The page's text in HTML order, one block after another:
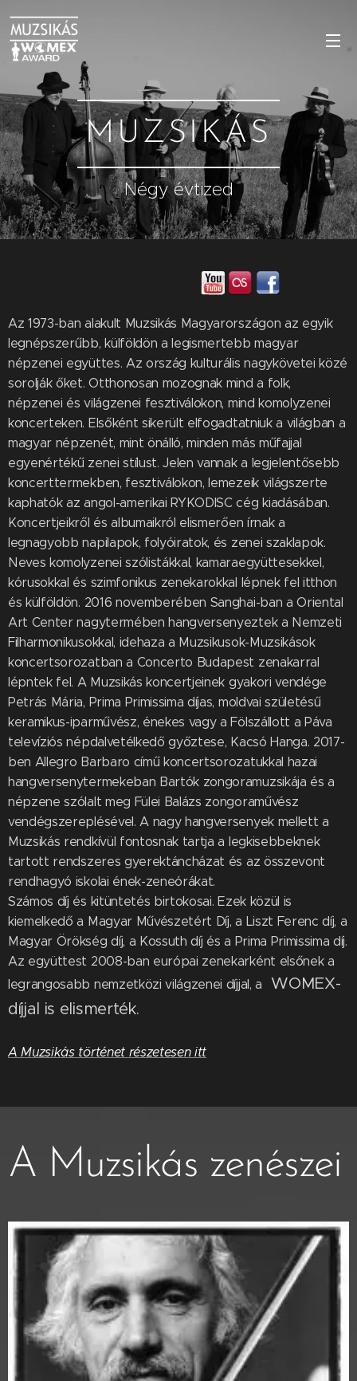
MUZSIKÁS
Négy évtized
Az 1973-ban alakult Muzsikás Magyarországon az egyik
legnépszerűbb, külföldön a legismertebb magyar
népzenei együttes. Az ország kulturális nagykövetei közé
sorolják őket. Otthonosan mozognak mind a folk,
népzenei és világzenei fesztiválokon, mind komolyzenei
koncerteken. Elsőként sikerült elfogadtatniuk a világban a
magyar népzenét, mint önálló, minden más műfajjal
egyenértékű zenei stílust. Jelen vannak a legjelentősebb
koncerttermekben, fesztiválokon, lemezeik világszerte
kaphatók az angol-amerikai RYKODISC cég kiadásában.
Koncertjeikről és albumaikról elismerően írnak a
legnagyobb napilapok, folyóiratok, és zenei szaklapok.
Neves komolyzenei szólistákkal, kamaraegyüttesekkel,
kórusokkal és szimfonikus zenekarokkal lépnek fel itthon
és külföldön. 2016 novemberében Sanghai-ban a Oriental
Art Center nagytermében hangversenyeztek a Nemzeti
Filharmonikusokkal, idehaza a Muzsikusok-Muzsikások
koncertsorozatban a Concerto Budapest zenakarral
lépntek fel. A Muzsikás koncertjeinek gyakori vendége
Petrás Mária, Prima Primissima díjas, moldvai születésű
keramikus-iparművész, énekes vagy a Fölszállott a Páva
televíziós népdalvetélkedő győztese, Kacsó Hanga. 2017-
ben Allegro Barbaro című koncertsorozatukkal hazai
hangversenytermekeban Bartók zongoramuzsikája és a
népzene szólalt meg Fülei Balázs zongoraművész
vendégszereplésével. A nagy hangversenyek mellett a
Muzsikás rendkívül fontosnak tartja a legkisebbeknek
tartott rendszeres gyerektáncházat és az összevont
rendhagyó iskolai ének-zeneórákat.
Számos díj és kitüntetés birtokosai. Ezek közül is
kiemelkedő a Magyar Művészetért Díj, a Liszt Ferenc díj, a
Magyar Örökség díj, a Kossuth díj és a Prima Primissima díj.
Az együttest 2008-ban európai zenekarként elsőnek a
legrangosabb nemzetközi világzenei díjjal, a
WOMEX-
díjjal is elismerték.
A Muzsikás történet részetesen itt
A Muzsikás zenészei